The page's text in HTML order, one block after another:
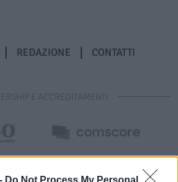
Do Not Process My Personal
REDAZIONE CONTATTI
E ACCREDITAMENTI